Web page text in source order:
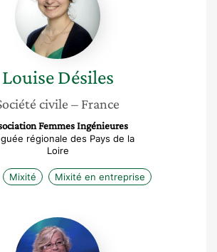
Louise Désiles
civile – France
Femmes Ingénieures
régionale des Pays de la
Loire
Mixité Mixité en entreprise
Sylvie
Leroux